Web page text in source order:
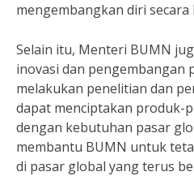
mengembangkan diri secara
Selain itu, Menteri BUMN
inovasi dan pengembangan
melakukan penelitian dan
dapat menciptakan produk-
dengan kebutuhan pasar
membantu BUMN untuk
di pasar global yang terus